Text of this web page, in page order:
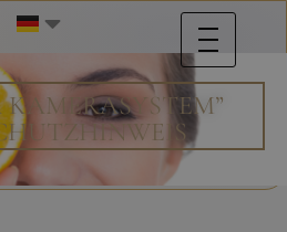
KAMERASYSTEM”